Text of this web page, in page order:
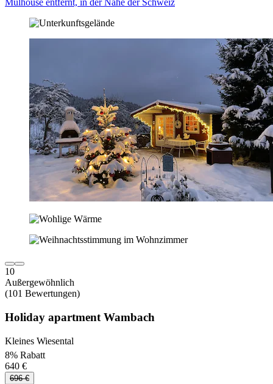
Mulhouse entfernt, in der Nähe der Schweiz
10
Außergewöhnlich
(101 Bewertungen)
Holiday apartment Wambach
Kleines Wiesental
8% Rabatt
640 €
696 €